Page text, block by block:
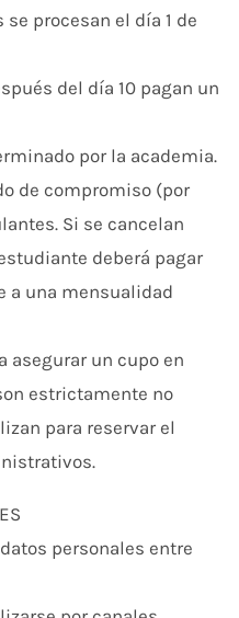
procesan el día 1 de
del día 10 pagan un
por la academia.
de compromiso (por
Si se cancelan
deberá pagar
a una mensualidad
asegurar un cupo en
estrictamente no
para reservar el
personales entre